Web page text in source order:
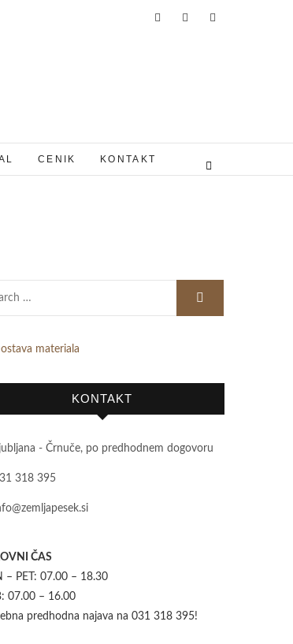
CENIK KONTAKT
KONTAKT
- Črnuče, po predhodnem dogovoru
318 395
ČAS
– PET: 07.00 – 18.30
07.00 – 16.00
predhodna najava na 031 318 395!